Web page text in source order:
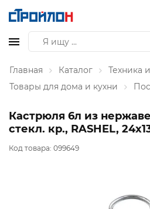
Главная Каталог
Техника
Товары для дома и кухни
Кастрюля 6л из
стекл. кр., RASHEL,
Код товара: 099649